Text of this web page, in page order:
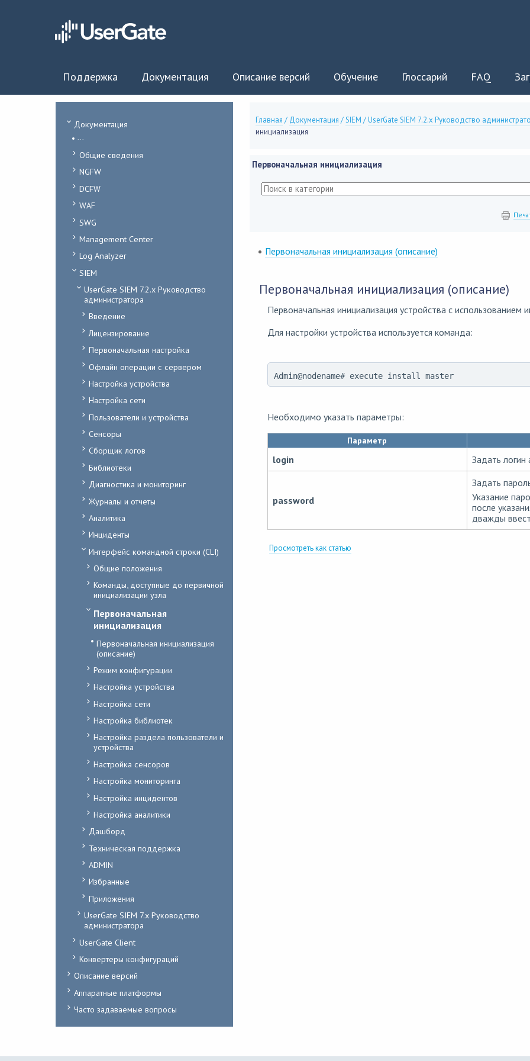
Поддержка Документация Описание версий Обучение Глоссарий FAQ
Документация
...
Общие сведения
NGFW
DCFW
WAF
SWG
Management Center
Log Analyzer
SIEM
UserGate SIEM 7.2.x Руководство
администратора
Введение
Лицензирование
Первоначальная настройка
Офлайн операции с сервером
Настройка устройства
Настройка сети
Пользователи и устройства
Сенсоры
Сборщик логов
Библиотеки
Диагностика и мониторинг
Журналы и отчеты
Аналитика
Инциденты
Интерфейс командной строки (CLI)
Общие положения
Команды, доступные до первичной
инициализации узла
Первоначальная
инициализация
Первоначальная инициализация
(описание)
Режим конфигурации
Настройка устройства
Настройка сети
Настройка библиотек
Настройка раздела пользователи и
устройства
Настройка сенсоров
Настройка мониторинга
Настройка инцидентов
Настройка аналитики
Дашборд
Техническая поддержка
ADMIN
Избранные
Приложения
UserGate SIEM 7.x Руководство
администратора
UserGate Client
Конвертеры конфигураций
Описание версий
Аппаратные платформы
Часто задаваемые вопросы
Главная / Документация /SIEM /UserGate SIEM 7.2.x Руководство
инициализация
Первоначальная инициализация
Первоначальная инициализация (описание)
Первоначальная инициализация (описание)
Первоначальная инициализация устройства с использованием
Для настройки устройства используется команда:
Admin@nodename# execute install master
Необходимо указать параметры:
Параметр
login Задать логин
password
Задать
Указание
после
дважды
Просмотреть как статью